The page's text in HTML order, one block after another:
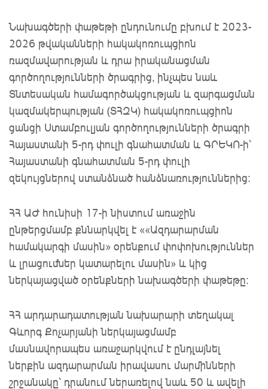
Նախագծերի փաթեթի ընդունումը բխում է 2023-
2026 թվականների հակակոռուպցիոն
ռազմավարության և դրա իրականացման
գործողությունների ծրագրից, ինչպես նաև
Տնտեսական համագործակցության և զարգացման
կազմակերպության (ՏՀԶԿ) հակակոռուպցիոն
ցանցի Ստամբուլյան գործողությունների ծրագրի
Հայաստանի 5-րդ փուլի գնահատման և ԳՐԵԿՈ-ի՝
Հայաստանի գնահատման 5-րդ փուլի
զեկույցներով ստանձնած հանձնառություններից:
ՀՀ ԱԺ հունիսի 17-ի նիստում առաջին
ընթերցմամբ քննարկվել է ««Ազդարարման
համակարգի մասին» օրենքում փոփոխություններ
և լրացումներ կատարելու մասին» և կից
ներկայացված օրենքների նախագծերի փաթեթը:
ՀՀ արդարադատության նախարարի տեղակալ
Գևորգ Քոչարյանի ներկայացմամբ
մասնավորապես առաջարկվում է ընդլայնել
ներքին ազդարարման իրավասու մարմինների
շրջանակը՝ դրանում ներառելով նաև 50 և ավելի